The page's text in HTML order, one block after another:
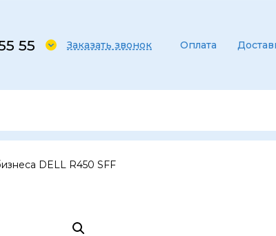
55 Заказать звонок Оплата
DELL R450 SFF